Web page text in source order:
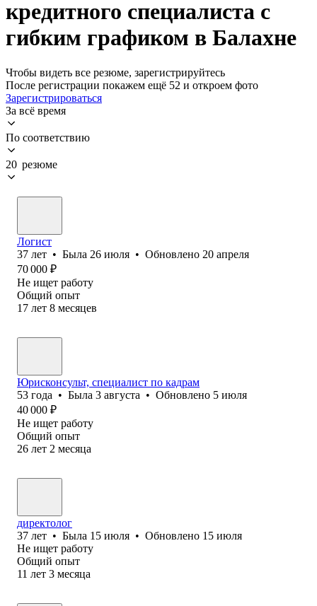
кредитного специалиста с
гибким графиком в Балахне
Чтобы видеть все резюме, зарегистрируйтесь
После регистрации покажем ещё 52 и откроем фото
Зарегистрироваться
За всё время
По соответствию
20 резюме
Логист
37 лет • Была 26 июля • Обновлено 20 апреля
70 000 ₽
Не ищет работу
Общий опыт
17 лет 8 месяцев
Юрисконсульт, специалист по кадрам
53 года • Была 3 августа • Обновлено 5 июля
40 000 ₽
Не ищет работу
Общий опыт
26 лет 2 месяца
директолог
37 лет • Была 15 июля • Обновлено 15 июля
Не ищет работу
Общий опыт
11 лет 3 месяца